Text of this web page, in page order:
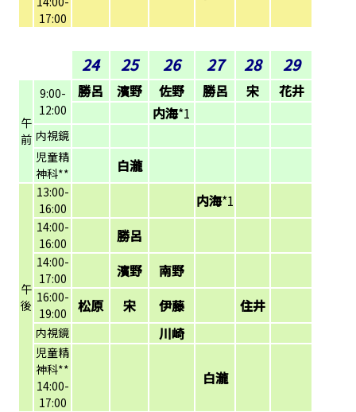
17:00
24 25 26 27 28 29
午
前
9:00-
12:00
勝呂 濱野 佐野 勝呂 宋
花井
内海*1
内視鏡
児童精
神科**
白瀧
午
後
13:00-
16:00
内海*1
14:00-
16:00
勝呂
14:00-
17:00
濱野 南野
16:00-
19:00
松原 宋 伊藤 住井
内視鏡 川崎
児童精
神科**
14:00-
17:00
白瀧